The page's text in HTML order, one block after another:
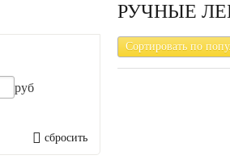
руб
сбросить
РУЧНЫЕ
Сортировать по